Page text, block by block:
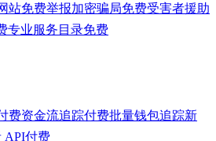
站免费举报加密骗局免费受害者援助
专业服务目录免费
费资金流追踪付费批量钱包追踪新
API付费